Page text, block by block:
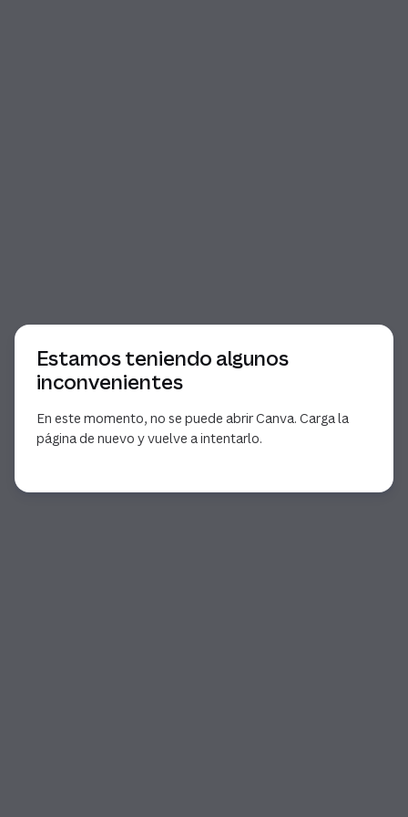
Estamos teniendo algunos
inconvenientes
En este momento, no se puede abrir Canva. Carga la
página de nuevo y vuelve a intentarlo.